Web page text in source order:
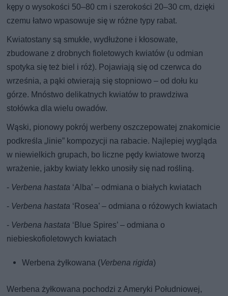
kępy o wysokości 50–80 cm i szerokości 20–30 cm, dzięki
czemu łatwo wpasowuje się w różne typy rabat.
Kwiatostany są smukłe, wydłużone i kłosowate,
zbudowane z drobnych fioletowych kwiatów (u odmian
spotyka się też biel i róż). Pojawiają się od czerwca do
września, a pąki otwierają się stopniowo – od dołu ku
górze. Mnóstwo delikatnych kwiatów to prawdziwa
stołówka dla wielu owadów.
Wąski, pionowy pokrój werbeny oszczepowatej znakomicie
podkreśla „linie” kompozycji na rabacie. Najlepiej wygląda
w niewielkich grupach, bo liczne pędy kwiatowe tworzą
wrażenie, jakby kwiaty lekko unosiły się nad rośliną.
- Verbena hastata ‘Alba’ – odmiana o białych kwiatach
- Verbena hastata ‘Rosea’ – odmiana o różowych kwiatach
- Verbena hastata ‘Blue Spires’ – odmiana o
niebieskofioletowych kwiatach
Werbena żyłkowana (Verbena rigida)
Werbena żyłkowana pochodzi z Ameryki Południowej,